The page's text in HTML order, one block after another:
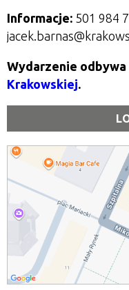
Informacje: 501 984
Wydarzenie odbywa
Krakowskiej.